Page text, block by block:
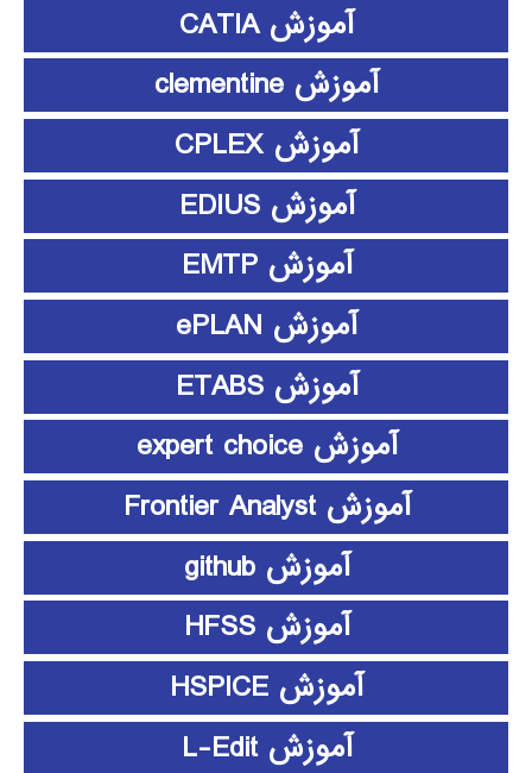
آموزش CATIA
آموزش clementine
آموزش CPLEX
آموزش EDIUS
آموزش EMTP
آموزش ePLAN
آموزش ETABS
آموزش expert choice
آموزش Frontier Analyst
آموزش github
آموزش HFSS
آموزش HSPICE
آموزش L-Edit